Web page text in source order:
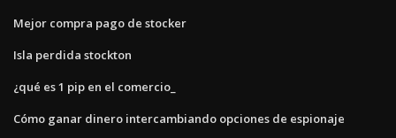
Mejor compra pago de stocker
Isla perdida stockton
¿qué es 1 pip en el comercio_
Cómo ganar dinero intercambiando opciones de espionaje